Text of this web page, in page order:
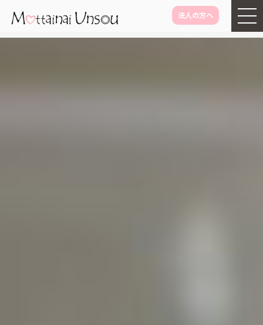
メインコンテンツに移動
法人の方へ